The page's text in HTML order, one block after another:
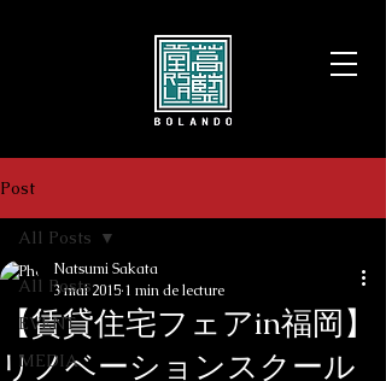
Post
All Posts
EVENT
MEDIA
All Posts
【賃貸住宅フェアin福岡】
リノベーションスクール
Natsumi Sakata
3 mai 2015 1 min de lecture